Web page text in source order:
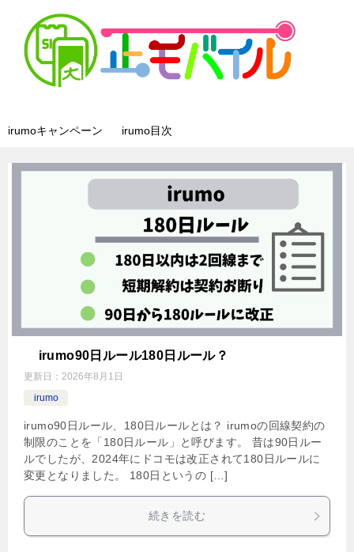
irumoキャンペーン irumo目次
irumo90日ルール180日ルール？
更新日： 2026年8月1日
irumo
irumo90日ルール、180日ルールとは？ irumoの回線契約の
制限のことを「180日ルール」と呼びます。 昔は90日ルー
ルでしたが、2024年にドコモは改正されて180日ルールに
変更となりました。 180日というの […]
続きを読む